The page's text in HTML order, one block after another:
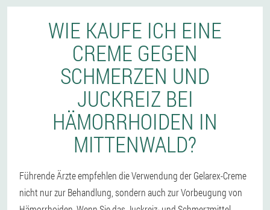
WIE KAUFE ICH EINE
CREME GEGEN
SCHMERZEN UND
JUCKREIZ BEI
HÄMORRHOIDEN IN
MITTENWALD?
Führende Ärzte empfehlen die Verwendung der Gelarex-Creme
nicht nur zur Behandlung, sondern auch zur Vorbeugung von